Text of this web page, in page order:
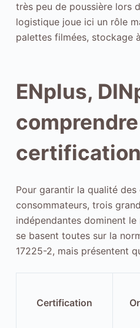
très peu de poussière lors
logistique joue ici un rôle
palettes filmées, stockage à
ENplus,
Pour garantir la qualité
consommateurs, trois
indépendantes dominent le
se basent toutes sur la
17225-2, mais présentent
Certification